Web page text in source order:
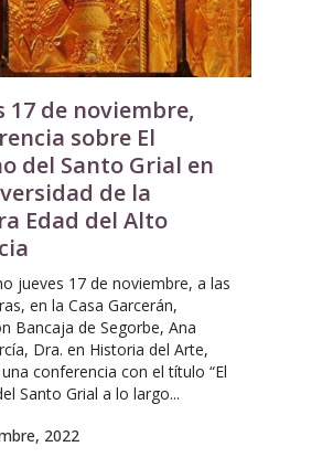
17 de noviembre,
sobre El
del Santo Grial en
de la
Edad del Alto
jueves 17 de noviembre, a las
en la Casa Garcerán,
Bancaja de Segorbe, Ana
Dra. en Historia del Arte,
conferencia con el título “El
Santo Grial a lo largo...
2022